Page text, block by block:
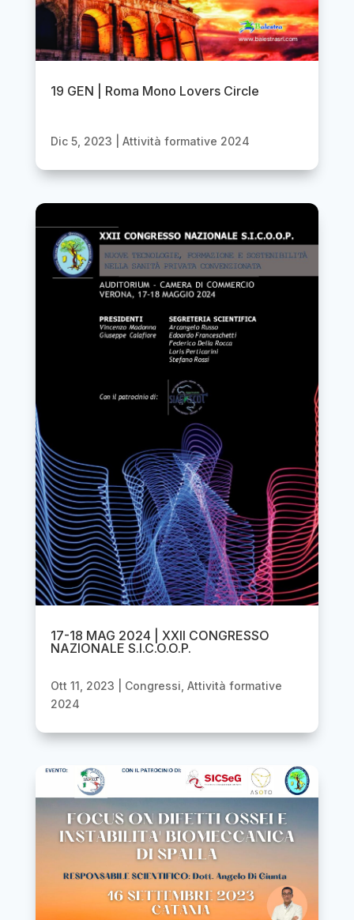
19 GEN | Roma Mono Lovers Circle
Dic 5, 2023 Attività formative 2024
17-18 MAG 2024 | XXII CONGRESSO
NAZIONALE S.I.C.O.O.P.
Ott 11, 2023 Congressi Attività formative
2024